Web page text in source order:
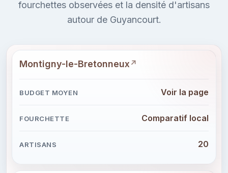
fourchettes observées et la densité d'artisans
autour de Guyancourt.
Montigny-le-Bretonneux
Voir la page
Comparatif local
20